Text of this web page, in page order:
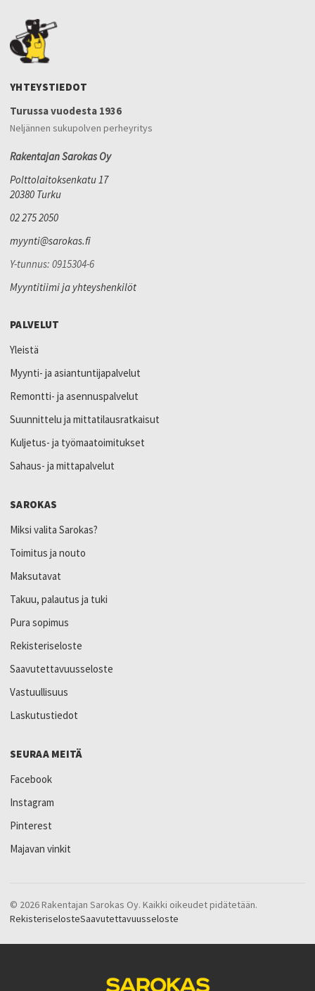
YHTEYSTIEDOT
Turussa vuodesta 1936
Neljännen sukupolven perheyritys
Rakentajan Sarokas Oy
Polttolaitoksenkatu 17
20380 Turku
02 275 2050
myynti@sarokas.fi
Y-tunnus: 0915304-6
Myyntitiimi ja yhteyshenkilöt
PALVELUT
Yleistä
Myynti- ja asiantuntijapalvelut
Remontti- ja asennuspalvelut
Suunnittelu ja mittatilausratkaisut
Kuljetus- ja työmaatoimitukset
Sahaus- ja mittapalvelut
SAROKAS
Miksi valita Sarokas?
Toimitus ja nouto
Maksutavat
Takuu, palautus ja tuki
Pura sopimus
Rekisteriseloste
Saavutettavuusseloste
Vastuullisuus
Laskutustiedot
SEURAA MEITÄ
Facebook
Instagram
Pinterest
Majavan vinkit
© 2026 Rakentajan Sarokas Oy. Kaikki oikeudet pidätetään.
RekisteriselosteSaavutettavuusseloste